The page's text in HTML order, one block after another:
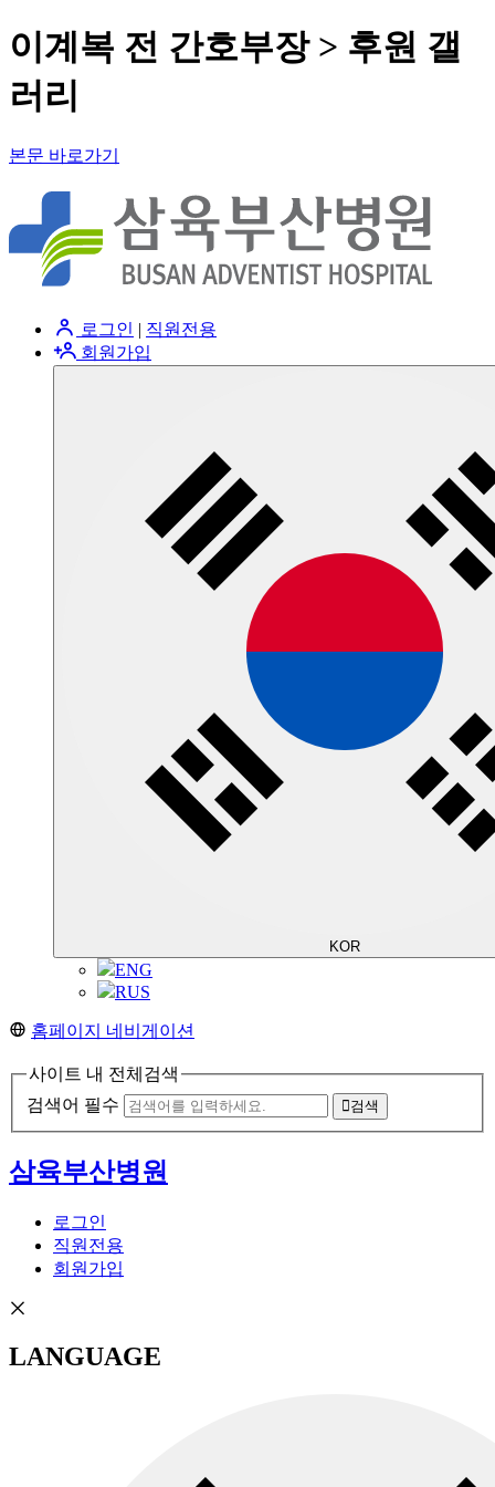
이계복 전 간호부장 > 후원 갤
러리
본문 바로가기
로그인 | 직원전용
회원가입
KOR
ENG
RUS
홈페이지 네비게이션
사이트 내 전체검색
검색어 필수
검색
삼육부산병원
로그인
직원전용
회원가입
LANGUAGE